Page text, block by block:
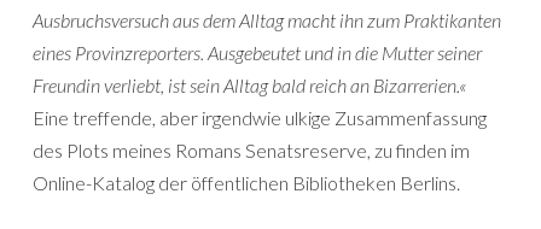
Ausbruchsversuch aus dem Alltag macht ihn zum Praktikanten
eines Provinzreporters. Ausgebeutet und in die Mutter seiner
Freundin verliebt, ist sein Alltag bald reich an Bizarrerien.«
Eine treffende, aber irgendwie ulkige Zusammenfassung
des Plots meines Romans Senatsreserve, zu finden im
Online-Katalog der öffentlichen Bibliotheken Berlins.